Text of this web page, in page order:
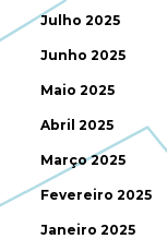
Julho 2025
Junho 2025
Maio 2025
Abril 2025
Março 2025
Fevereiro 2025
Janeiro 2025